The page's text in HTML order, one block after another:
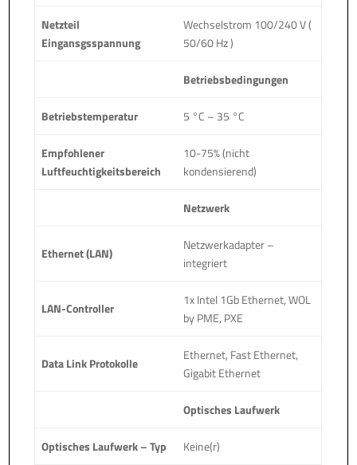
Netzteil
Eingansgsspannung
Wechselstrom 100/240 V (
50/60 Hz )
Betriebsbedingungen
Betriebstemperatur 5 °C – 35 °C
Empfohlener
Luftfeuchtigkeitsbereich
10-75% (nicht
kondensierend)
Netzwerk
Ethernet (LAN)
Netzwerkadapter –
integriert
LAN-Controller
1x Intel 1Gb Ethernet, WOL
by PME, PXE
Data Link Protokolle
Ethernet, Fast Ethernet,
Gigabit Ethernet
Optisches Laufwerk
Optisches Laufwerk – Typ Keine(r)